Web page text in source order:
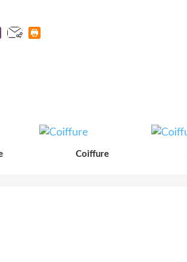
Coiffure